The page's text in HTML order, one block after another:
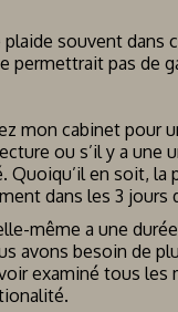
souvent dans
permettrait pas de
mon cabinet pour
ou s’il y a une
Quoiqu’il en soit, la
dans les 3 jours
même a une
avons besoin de
examiné tous les